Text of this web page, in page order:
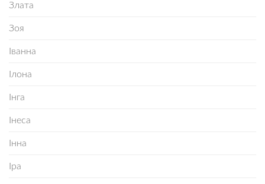
Злата
Зоя
Іванна
Ілона
Інга
Інеса
Інна
Іра